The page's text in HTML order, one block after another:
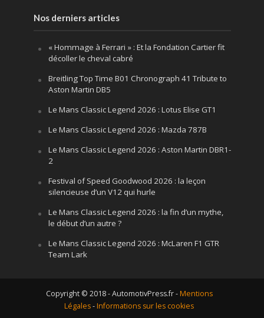
Nos derniers articles
« Hommage à Ferrari » : Et la Fondation Cartier fit
décoller le cheval cabré
Breitling Top Time B01 Chronograph 41 Tribute to
Aston Martin DB5
Le Mans Classic Legend 2026 : Lotus Elise GT1
Le Mans Classic Legend 2026 : Mazda 787B
Le Mans Classic Legend 2026 : Aston Martin DBR1-
2
Festival of Speed Goodwood 2026 : la leçon
silencieuse d’un V12 qui hurle
Le Mans Classic Legend 2026 : la fin d’un mythe,
le début d’un autre ?
Le Mans Classic Legend 2026 : McLaren F1 GTR
Team Lark
Copyright © 2018 - AutomotivPress.fr -Mentions
Légales-Informations sur les cookies